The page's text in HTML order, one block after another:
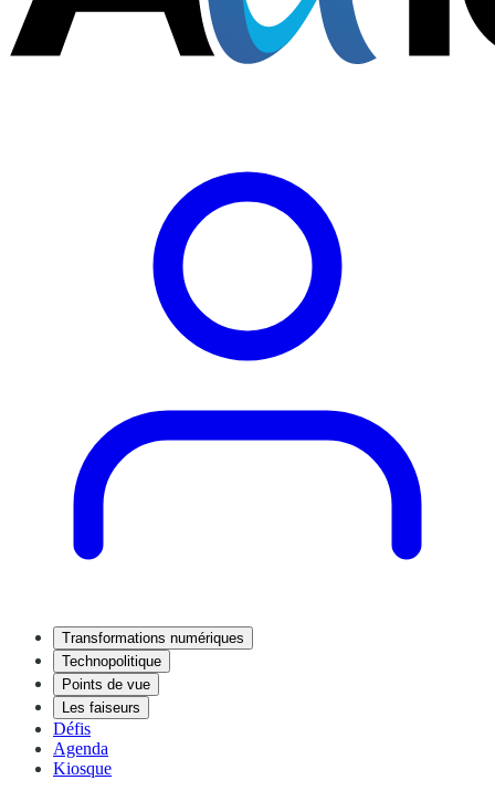
Transformations numériques
Technopolitique
Points de vue
Les faiseurs
Défis
Agenda
Kiosque